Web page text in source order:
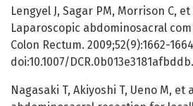
Lengyel J, Sagar PM, Morrison C,
Laparoscopic abdominosacral
Colon Rectum. 2009;52(9):1662-
doi:10.1007/DCR.0b013e3181afbddb.
Nagasaki T, Akiyoshi T, Ueno M, et